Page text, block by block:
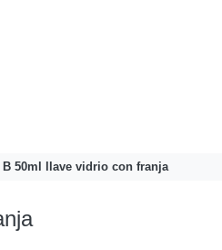
B 50ml llave vidrio con franja